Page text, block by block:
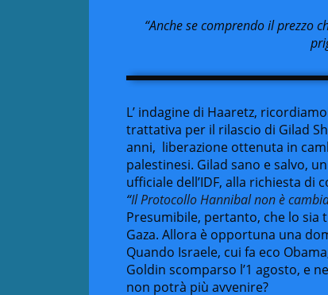
“Anche se comprendo il prezzo
L’ indagine di Haaretz,
trattativa per il rilascio di Gilad
anni, liberazione ottenuta in
palestinesi. Gilad sano e salvo,
ufficiale dell’IDF, alla richiesta di
“Il Protocollo Hannibal non è
Presumibile, pertanto, che lo sia
Gaza. Allora è opportuna una
Quando Israele, cui fa eco
Goldin scomparso l’1 agosto, e
non potrà più avvenire?